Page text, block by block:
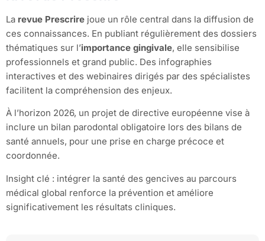
La revue Prescrire joue un rôle central dans la diffusion de
ces connaissances. En publiant régulièrement des dossiers
thématiques sur l’importance gingivale, elle sensibilise
professionnels et grand public. Des infographies
interactives et des webinaires dirigés par des spécialistes
facilitent la compréhension des enjeux.
À l’horizon 2026, un projet de directive européenne vise à
inclure un bilan parodontal obligatoire lors des bilans de
santé annuels, pour une prise en charge précoce et
coordonnée.
Insight clé : intégrer la santé des gencives au parcours
médical global renforce la prévention et améliore
significativement les résultats cliniques.